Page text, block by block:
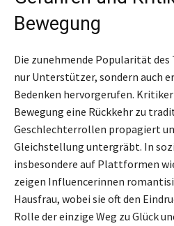
Bewegung
Die zunehmende Popularität
nur Unterstützer, sondern auch
Bedenken hervorgerufen.
Bewegung eine Rückkehr zu
Geschlechterrollen propagiert
Gleichstellung untergräbt. In
insbesondere auf Plattformen
zeigen Influencerinnen
Hausfrau, wobei sie oft den
Rolle der einzige Weg zu Glück